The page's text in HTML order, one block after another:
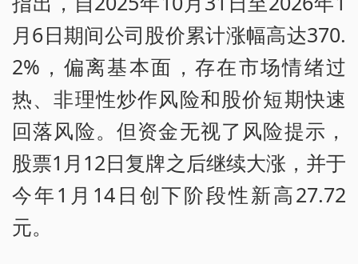
月6日期间公司股价累计涨幅高达370.
2%，偏离基本面，存在市场情绪过
热、非理性炒作风险和股价短期快速
回落风险。但资金无视了风险提示，
股票1月12日复牌之后继续大涨，并于
今年1月14日创下阶段性新高27.72
元。